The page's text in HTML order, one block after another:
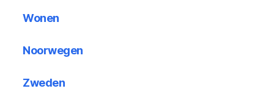
Wonen
Noorwegen
Zweden